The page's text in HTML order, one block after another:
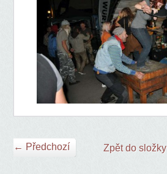
← Předchozí Zpět do složky